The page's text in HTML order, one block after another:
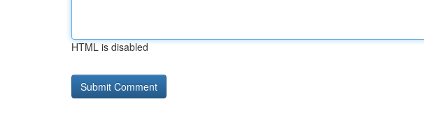
HTML is disabled